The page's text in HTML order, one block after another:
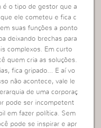
é o tipo de gestor que a
ele cometeu e fica c
suas funções a ponto
deixando brechas para
complexos. Em curto
quem cria as soluções.
fica gripado… E aí vo
não acontece, vale le
de uma corporaç
pode ser incompetent
em fazer política. Sem
pode se inspirar e apr